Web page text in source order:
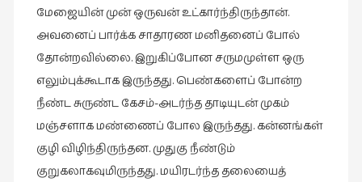
மேஜையின் முன் ஒருவன் உட்கார்ந்திருந்தான்.
அவனைப் பார்க்க சாதாரண மனிதனைப் போல்
தோன்றவில்லை. இறுகிப்போன சருமமுள்ள ஒரு
எலும்புக்கூடாக இருந்தது. பெண்களைப் போன்ற
நீண்ட சுருண்ட கேசம்-அடர்ந்த தாடியுடன் முகம்
மஞ்சளாக மண்ணைப் போல இருந்தது. கன்னங்கள்
குழி விழிந்திருந்தன. முதுகு நீண்டும்
குறுகலாகவுமிருந்தது. மயிரடர்ந்த தலையைத்